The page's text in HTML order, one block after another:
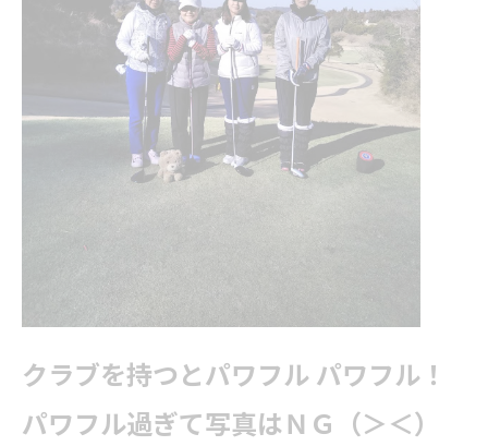
クラブを持つとパワフル パワフル！
パワフル過ぎて写真はＮＧ（＞＜）